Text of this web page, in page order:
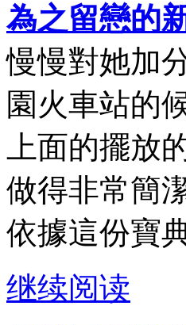
為之留戀的
慢慢對她加
園火車站的
上面的擺放
做得非常簡
依據這份寶
继续阅读